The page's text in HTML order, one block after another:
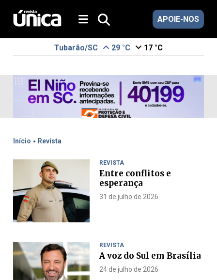
APOIE-NOS
Tubarão/SC 29 °C 17 °C
Início . Revista
REVISTA
Entre conflitos e
esperança
31 de julho de 2026
REVISTA
A voz do Sul em Brasília
24 de julho de 2026